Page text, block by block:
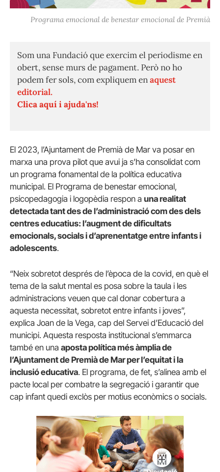
Programa emocional de benestar emocional de Premià
Som una Fundació que exercim el periodisme en
obert, sense murs de pagament. Però no ho
podem fer sols, com expliquem enaquest
editorial.
Clica aquí i ajuda'ns!
El 2023, l’Ajuntament de Premià de Mar va posar en
marxa una prova pilot que avui ja s’ha consolidat com
un programa fonamental de la política educativa
municipal. El Programa de benestar emocional,
psicopedagogia i logopèdia respon a una realitat
detectada tant des de l’administració com des dels
centres educatius: l’augment de dificultats
emocionals, socials i d’aprenentatge entre infants i
adolescents.
“Neix sobretot després de l’època de la covid, en què el
tema de la salut mental es posa sobre la taula i les
administracions veuen que cal donar cobertura a
aquesta necessitat, sobretot entre infants i joves”,
explica Joan de la Vega, cap del Servei d’Educació del
municipi. Aquesta resposta institucional s’emmarca
també en una aposta política més àmplia de
l’Ajuntament de Premià de Mar per l’equitat i la
inclusió educativa. El programa, de fet, s’alinea amb el
pacte local per combatre la segregació i garantir que
cap infant quedi exclòs per motius econòmics o socials.